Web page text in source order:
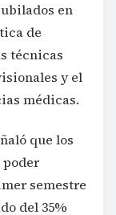
en
de
técnicas
y el
médicas.
que los
semestre
del 35%